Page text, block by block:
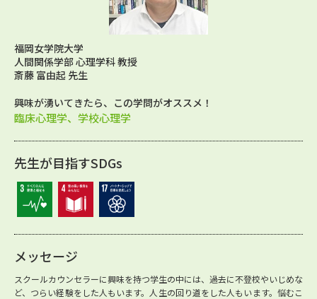
福岡女学院大学
人間関係学部 心理学科 教授
斎藤 富由起 先生
興味が湧いてきたら、この学問がオススメ！
臨床心理学、学校心理学
先生が目指すSDGs
メッセージ
スクールカウンセラーに興味を持つ学生の中には、過去に不登校やいじめな
ど、つらい経験をした人もいます。人生の回り道をした人もいます。悩むこ